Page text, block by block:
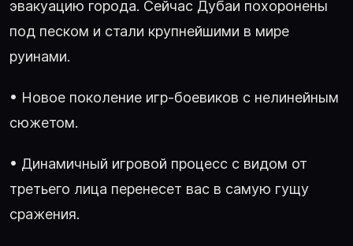
эвакуацию города. Сейчас Дубаи похоронены
под песком и стали крупнейшими в мире
руинами.
• Новое поколение игр-боевиков с нелинейным
сюжетом.
• Динамичный игровой процесс с видом от
третьего лица перенесет вас в самую гущу
сражения.